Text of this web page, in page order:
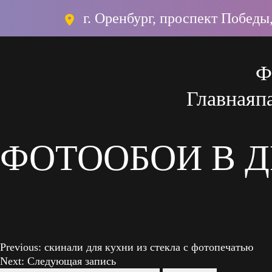
г. Оренбург, проспект
Главная
ФОТООБОИ В
Навигация
Previous: скинали для кухни из стекла с фотопечатью
Next: Следующая запись